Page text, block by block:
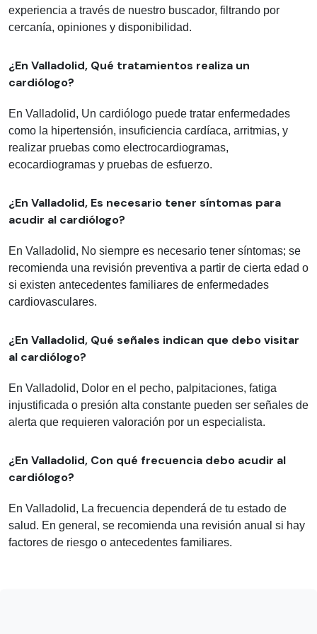
experiencia a través de nuestro buscador, filtrando por
cercanía, opiniones y disponibilidad.
¿En Valladolid, Qué tratamientos realiza un
cardiólogo?
En Valladolid, Un cardiólogo puede tratar enfermedades
como la hipertensión, insuficiencia cardíaca, arritmias, y
realizar pruebas como electrocardiogramas,
ecocardiogramas y pruebas de esfuerzo.
¿En Valladolid, Es necesario tener síntomas para
acudir al cardiólogo?
En Valladolid, No siempre es necesario tener síntomas; se
recomienda una revisión preventiva a partir de cierta edad o
si existen antecedentes familiares de enfermedades
cardiovasculares.
¿En Valladolid, Qué señales indican que debo visitar
al cardiólogo?
En Valladolid, Dolor en el pecho, palpitaciones, fatiga
injustificada o presión alta constante pueden ser señales de
alerta que requieren valoración por un especialista.
¿En Valladolid, Con qué frecuencia debo acudir al
cardiólogo?
En Valladolid, La frecuencia dependerá de tu estado de
salud. En general, se recomienda una revisión anual si hay
factores de riesgo o antecedentes familiares.